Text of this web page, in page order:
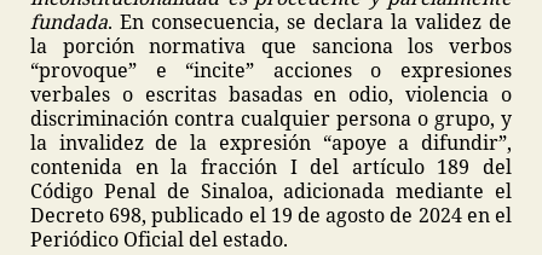
fundada. En consecuencia, se declara la validez de
la porción normativa que sanciona los verbos
“provoque” e “incite” acciones o expresiones
verbales o escritas basadas en odio, violencia o
discriminación contra cualquier persona o grupo, y
la invalidez de la expresión “apoye a difundir”,
contenida en la fracción I del artículo 189 del
Código Penal de Sinaloa, adicionada mediante el
Decreto 698, publicado el 19 de agosto de 2024 en el
Periódico Oficial del estado.